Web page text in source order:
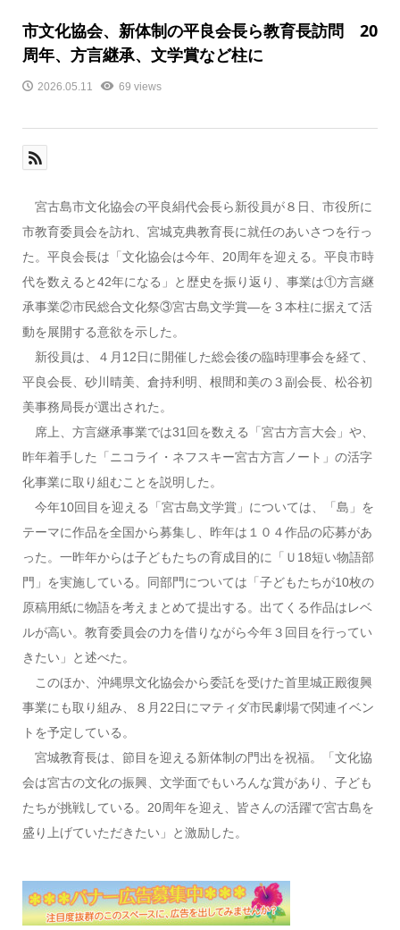
市文化協会、新体制の平良会長ら教育長訪問 20
周年、方言継承、文学賞など柱に
2026.05.11 69 views
宮古島市文化協会の平良絹代会長ら新役員が８日、市役所に
市教育委員会を訪れ、宮城克典教育長に就任のあいさつを行っ
た。平良会長は「文化協会は今年、20周年を迎える。平良市時
代を数えると42年になる」と歴史を振り返り、事業は①方言継
承事業②市民総合文化祭③宮古島文学賞―を３本柱に据えて活
動を展開する意欲を示した。
新役員は、４月12日に開催した総会後の臨時理事会を経て、
平良会長、砂川晴美、倉持利明、根間和美の３副会長、松谷初
美事務局長が選出された。
席上、方言継承事業では31回を数える「宮古方言大会」や、
昨年着手した「ニコライ・ネフスキー宮古方言ノート」の活字
化事業に取り組むことを説明した。
今年10回目を迎える「宮古島文学賞」については、「島」を
テーマに作品を全国から募集し、昨年は１０４作品の応募があ
った。一昨年からは子どもたちの育成目的に「Ｕ18短い物語部
門」を実施している。同部門については「子どもたちが10枚の
原稿用紙に物語を考えまとめて提出する。出てくる作品はレベ
ルが高い。教育委員会の力を借りながら今年３回目を行ってい
きたい」と述べた。
このほか、沖縄県文化協会から委託を受けた首里城正殿復興
事業にも取り組み、８月22日にマティダ市民劇場で関連イベン
トを予定している。
宮城教育長は、節目を迎える新体制の門出を祝福。「文化協
会は宮古の文化の振興、文学面でもいろんな賞があり、子ども
たちが挑戦している。20周年を迎え、皆さんの活躍で宮古島を
盛り上げていただきたい」と激励した。